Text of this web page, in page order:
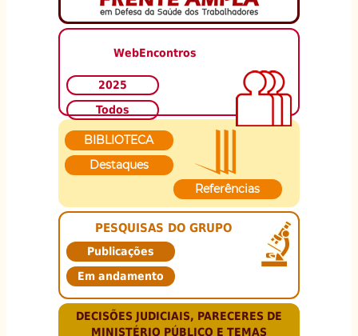
WebEncontros
2025
Todos
BIBLIOTECA
Destaques
Referências
PESQUISAS DO GRUPO
Publicações
Em andamento
DECISÕES JUDICIAIS, PARECERES DE
MINISTÉRIO PÚBLICO E TEMAS